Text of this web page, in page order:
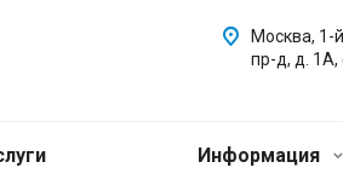
Москва, 1-
пр-д, д. 1А,
Информация